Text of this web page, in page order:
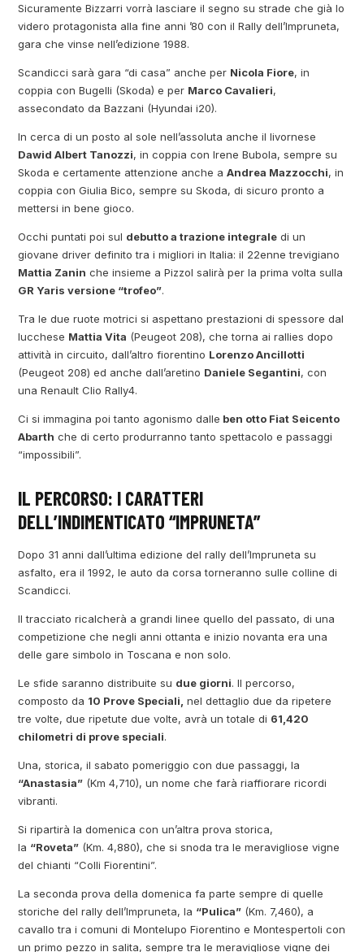
Sicuramente Bizzarri vorrà lasciare il segno su strade che già lo
videro protagonista alla fine anni ’80 con il Rally dell’Impruneta,
gara che vinse nell’edizione 1988.
Scandicci sarà gara “di casa” anche per Nicola Fiore, in
coppia con Bugelli (Skoda) e per Marco Cavalieri,
assecondato da Bazzani (Hyundai i20).
In cerca di un posto al sole nell’assoluta anche il livornese
Dawid Albert Tanozzi, in coppia con Irene Bubola, sempre su
Skoda e certamente attenzione anche aAndrea Mazzocchi, in
coppia con Giulia Bico, sempre su Skoda, di sicuro pronto a
mettersi in bene gioco.
Occhi puntati poi sul debutto a trazione integrale di un
giovane driver definito tra i migliori in Italia: il 22enne trevigiano
Mattia Zanin che insieme a Pizzol salirà per la prima volta sulla
GR Yaris versione “trofeo”.
Tra le due ruote motrici si aspettano prestazioni di spessore dal
lucchese Mattia Vita (Peugeot 208), che torna ai rallies dopo
attività in circuito, dall’altro fiorentino Lorenzo Ancillotti
(Peugeot 208) ed anche dall’aretino Daniele Segantini, con
una Renault Clio Rally4.
Ci si immagina poi tanto agonismo dalle ben otto Fiat Seicento
Abarth che di certo produrranno tanto spettacolo e passaggi
“impossibili”.
IL PERCORSO: I CARATTERI
DELL’INDIMENTICATO “IMPRUNETA”
Dopo 31 anni dall’ultima edizione del rally dell’Impruneta su
asfalto, era il 1992, le auto da corsa torneranno sulle colline di
Scandicci.
Il tracciato ricalcherà a grandi linee quello del passato, di una
competizione che negli anni ottanta e inizio novanta era una
delle gare simbolo in Toscana e non solo.
Le sfide saranno distribuite su due giorni. Il percorso,
composto da 10 Prove Speciali, nel dettaglio due da ripetere
tre volte, due ripetute due volte, avrà un totale di 61,420
chilometri di prove speciali.
Una, storica, il sabato pomeriggio con due passaggi, la
“Anastasia” (Km 4,710), un nome che farà riaffiorare ricordi
vibranti.
Si ripartirà la domenica con un’altra prova storica,
la “Roveta” (Km. 4,880), che si snoda tra le meravigliose vigne
del chianti “Colli Fiorentini”.
La seconda prova della domenica fa parte sempre di quelle
storiche del rally dell’Impruneta, la “Pulica” (Km. 7,460), a
cavallo tra i comuni di Montelupo Fiorentino e Montespertoli con
un primo pezzo in salita, sempre tra le meravigliose vigne dei